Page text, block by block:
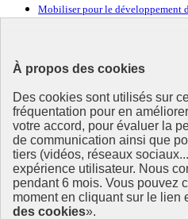
À propos des cookies
Des cookies sont utilisés sur
fréquentation pour en
votre accord, pour évaluer la
de communication ainsi que
tiers (vidéos, réseaux
expérience utilisateur. Nous
pendant 6 mois. Vous pouvez
moment en cliquant sur le lien
des cookies».
Mobiliser pour le développement
Ressources
Ressources
La Méth’ODD
Gouvernement
Ce site propose l’information de
2030 et la feuille de route de la
tous les acteurs.